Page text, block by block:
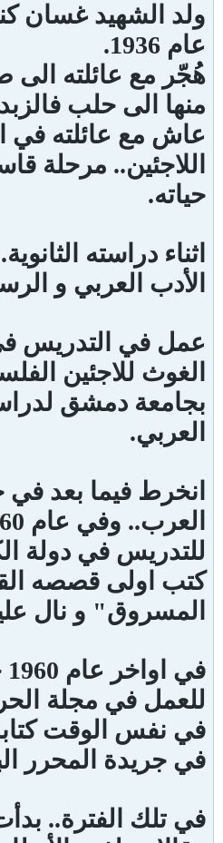
ولد الشهيد غسان
عام 1936.
هُجّر مع عائلته الى
منها الى حلب
عاش مع عائلته في
اللاجئين.. مرحلة
حياته.
اثناء دراسته
الأدب العربي و
عمل في التدريس
الغوث للاجئين
بجامعة دمشق
العربي.
انخرط فيما بعد في
للتدريس في دولة
كتب اولى قصصه
المسروق" و نال
للعمل في مجلة
في نفس الوقت
في جريدة المحرر
في تلك الفترة..